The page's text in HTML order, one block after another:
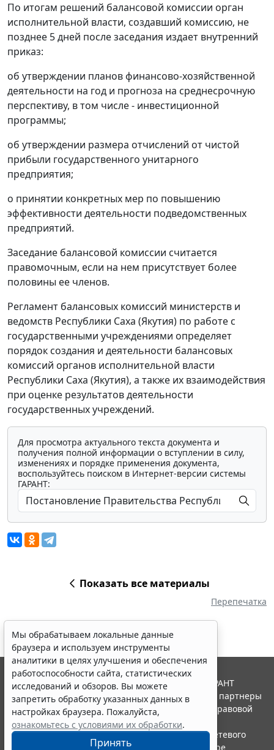
По итогам решений балансовой комиссии орган
исполнительной власти, создавший комиссию, не
позднее 5 дней после заседания издает внутренний
приказ:
об утверждении планов финансово-хозяйственной
деятельности на год и прогноза на среднесрочную
перспективу, в том числе - инвестиционной
программы;
об утверждении размера отчислений от чистой
прибыли государственного унитарного
предприятия;
о принятии конкретных мер по повышению
эффективности деятельности подведомственных
предприятий.
Заседание балансовой комиссии считается
правомочным, если на нем присутствует более
половины ее членов.
Регламент балансовых комиссий министерств и
ведомств Республики Саха (Якутия) по работе с
государственными учреждениями определяет
порядок создания и деятельности балансовых
комиссий органов исполнительной власти
Республики Саха (Якутия), а также их взаимодействия
при оценке результатов деятельности
государственных учреждений.
Для просмотра актуального текста документа и
получения полной информации о вступлении в силу,
изменениях и порядке применения документа,
воспользуйтесь поиском в Интернет-версии системы
ГАРАНТ:
Показать все материалы
Перепечатка
Мы обрабатываем локальные данные
браузера и используем инструменты
аналитики в целях улучшения и обеспечения
работоспособности сайта, статистических
исследований и обзоров. Вы можете
запретить обработку указанных данных в
настройках браузера. Пожалуйста,
ознакомьтесь с условиями их обработки.
Принять
© ООО "НПП "ГАРАНТ-СЕРВИС", 2026. Система ГАРАНТ
выпускается с 1990 года. Компания "Гарант" и ее партнеры
являются участниками Российской ассоциации правовой
информации ГАРАНТ.
Портал ГАРАНТ.РУ зарегистрирован в качестве сетевого
издания Федеральной службой по надзору в сфере